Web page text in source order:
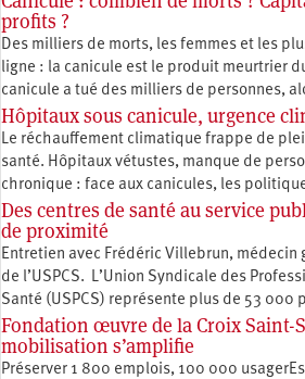
profits ?
Des milliers de morts, les femmes et les
ligne : la canicule est le produit meurtrier
canicule a tué des milliers de personnes,
Hôpitaux sous canicule, urgence
Le réchauffement climatique frappe de
santé. Hôpitaux vétustes, manque de
chronique : face aux canicules, les
Des centres de santé au service
de proximité
Entretien avec Frédéric Villebrun,
de l’USPCS. L’Union Syndicale des
Santé (USPCS) représente plus de 53 000
Fondation œuvre de la Croix Saint-
mobilisation s’amplifie
Préserver 1 800 emplois, 100 000